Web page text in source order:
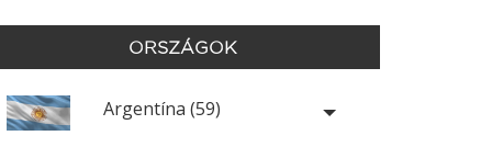
ORSZÁGOK
Argentína (59)